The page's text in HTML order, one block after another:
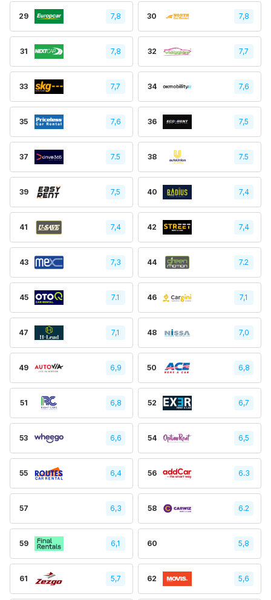
29 7,8 30 7,8
31 7,8 32 7,7
33 7,7 34 7,6
35 7,6 36 7,5
37 7.5 38 7.5
39 7,5 40 7,4
41 7,4 42 7,4
43 7,3 44 7.2
45 7.1 46 7,1
47 7,1 48 7,0
49 6,9 50 6,8
51 6,8 52 6,7
53 6,6 54 6,5
55 6,4 56 6.3
57 6,3 58 6.2
59 6,1 60 5,8
61 5,7 62 5,6